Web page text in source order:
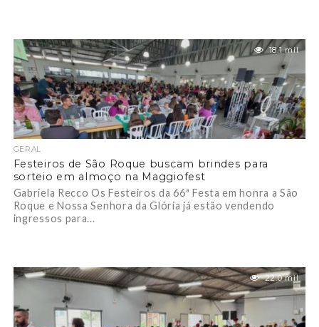
18.1 mil
GERAL
Festeiros de São Roque buscam brindes para
sorteio em almoço na Maggiofest
Gabriela Recco Os Festeiros da 66ª Festa em honra a São
Roque e Nossa Senhora da Glória já estão vendendo
ingressos para...
22.0 mil